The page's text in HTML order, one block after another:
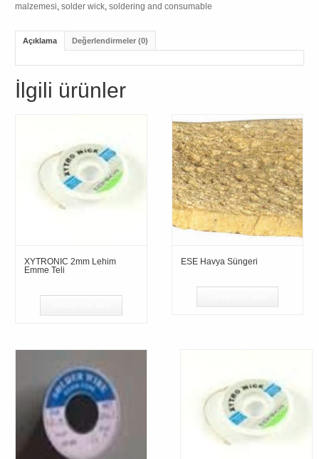
malzemesi ,solder wick ,soldering and consumable
Açıklama Değerlendirmeler (0)
İlgili ürünler
XYTRONIC 2mm Lehim
Emme Teli
ESE Havya Süngeri